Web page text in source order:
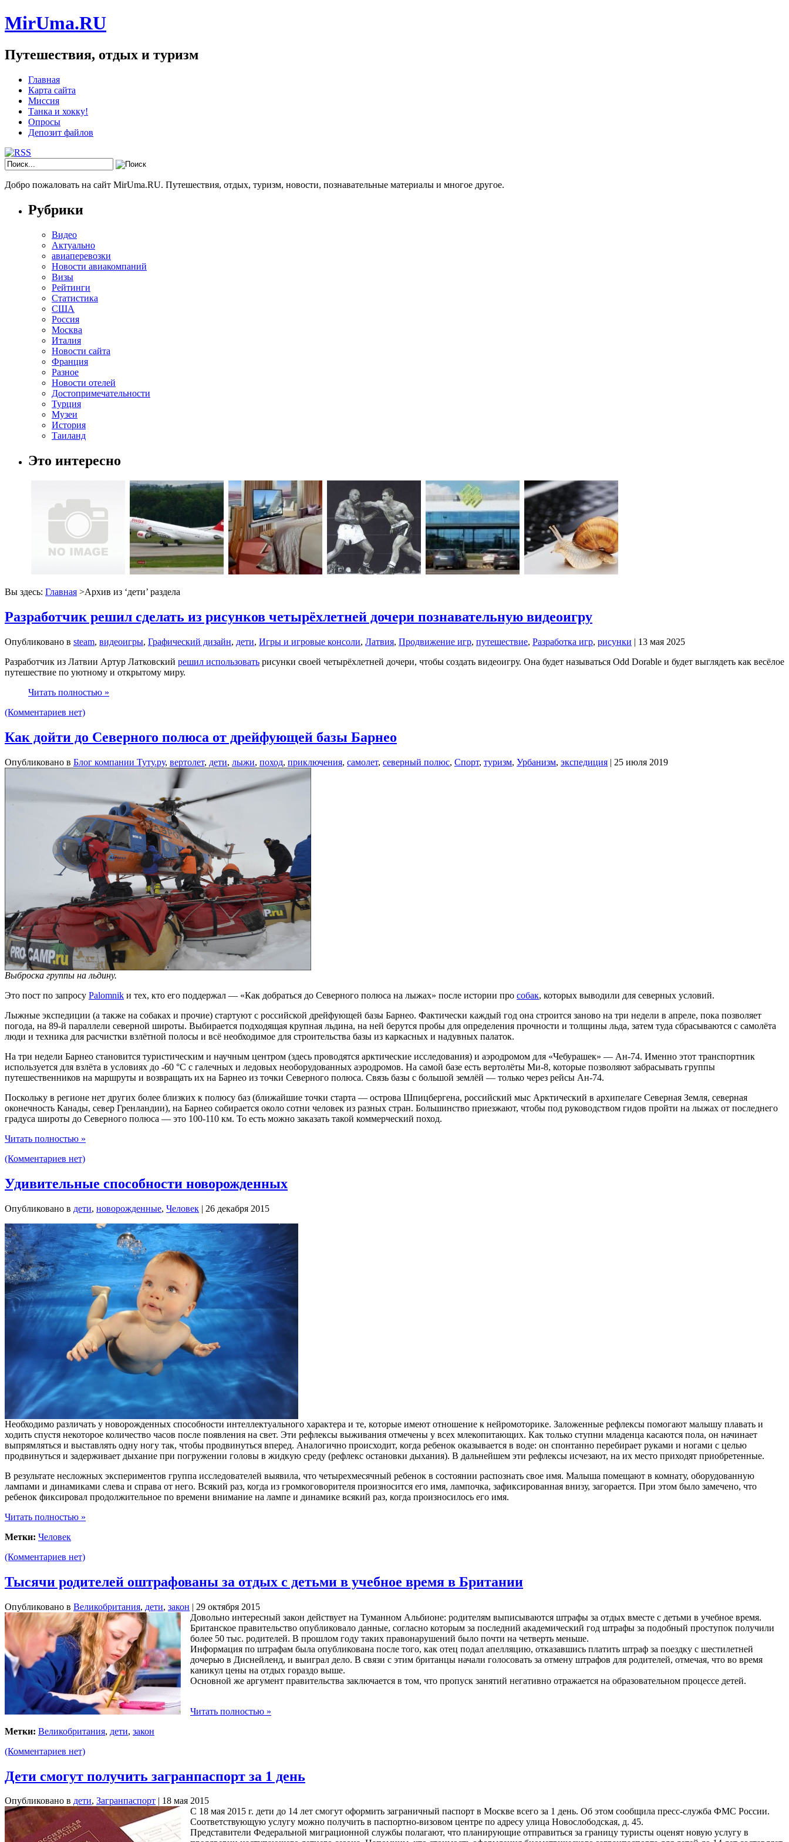
MirUma.RU
Путешествия, отдых и туризм
Главная
Карта сайта
Миссия
Танка и хокку!
Опросы
Депозит файлов
Добро пожаловать на сайт MirUma.RU. Путешествия, отдых, туризм, новости, познавательные материалы и многое другое.
Рубрики
Видео
Актуально
авиаперевозки
Новости авиакомпаний
Визы
Рейтинги
Статистика
США
Россия
Москва
Италия
Новости сайта
Франция
Разное
Новости отелей
Достопримечательности
Турция
Музеи
История
Таиланд
Это интересно
Вы здесь: Главная >Архив из ‘дети’ раздела
Разработчик решил сделать из рисунков четырёхлетней дочери познавательную видеоигру
Опубликовано в steam, видеоигры, Графический дизайн, дети, Игры и игровые консоли, Латвия, Продвижение игр, путешествие, Разработка игр, рисунки | 13 мая 2025
Разработчик из Латвии Артур Латковский решил использовать рисунки своей четырёхлетней дочери, чтобы создать видеоигру. Она будет называться Odd Dorable и будет выглядеть как весёлое
путешествие по уютному и открытому миру.
Читать полностью »
(Комментариев нет)
Как дойти до Северного полюса от дрейфующей базы Барнео
Опубликовано в Блог компании Туту.ру, вертолет, дети, лыжи, поход, приключения, самолет, северный полюс, Спорт, туризм, Урбанизм, экспедиция | 25 июля 2019
Выброска группы на льдину.
Это пост по запросу Palomnik и тех, кто его поддержал — «Как добраться до Северного полюса на лыжах» после истории про собак, которых выводили для северных условий.
Лыжные экспедиции (а также на собаках и прочие) стартуют с российской дрейфующей базы Барнео. Фактически каждый год она строится заново на три недели в апреле, пока позволяет
погода, на 89-й параллели северной широты. Выбирается подходящая крупная льдина, на ней берутся пробы для определения прочности и толщины льда, затем туда сбрасываются с самолёта
люди и техника для расчистки взлётной полосы и всё необходимое для строительства базы из каркасных и надувных палаток.
На три недели Барнео становится туристическим и научным центром (здесь проводятся арктические исследования) и аэродромом для «Чебурашек» — Ан-74. Именно этот транспортник
используется для взлёта в условиях до -60 °C с галечных и ледовых необорудованных аэродромов. На самой базе есть вертолёты Ми-8, которые позволяют забрасывать группы
путешественников на маршруты и возвращать их на Барнео из точки Северного полюса. Связь базы с большой землёй — только через рейсы Ан-74.
Поскольку в регионе нет других более близких к полюсу баз (ближайшие точки старта — острова Шпицбергена, российский мыс Арктический в архипелаге Северная Земля, северная
оконечность Канады, север Гренландии), на Барнео собирается около сотни человек из разных стран. Большинство приезжают, чтобы под руководством гидов пройти на лыжах от последнего
градуса широты до Северного полюса — это 100-110 км. То есть можно заказать такой коммерческий поход.
Читать полностью »
(Комментариев нет)
Удивительные способности новорожденных
Опубликовано в дети, новорожденные, Человек | 26 декабря 2015
Необходимо различать у новорожденных способности интеллектуального характера и те, которые имеют отношение к нейромоторике. Заложенные рефлексы помогают малышу плавать и
ходить спустя некоторое количество часов после появления на свет. Эти рефлексы выживания отмечены у всех млекопитающих. Как только ступни младенца касаются пола, он начинает
выпрямляться и выставлять одну ногу так, чтобы продвинуться вперед. Аналогично происходит, когда ребенок оказывается в воде: он спонтанно перебирает руками и ногами с целью
продвинуться и задерживает дыхание при погружении головы в жидкую среду (рефлекс остановки дыхания). В дальнейшем эти рефлексы исчезают, на их место приходят приобретенные.
В результате несложных экспериментов группа исследователей выявила, что четырехмесячный ребенок в состоянии распознать свое имя. Малыша помещают в комнату, оборудованную
лампами и динамиками слева и справа от него. Всякий раз, когда из громкоговорителя произносится его имя, лампочка, зафиксированная внизу, загорается. При этом было замечено, что
ребенок фиксировал продолжительное по времени внимание на лампе и динамике всякий раз, когда произносилось его имя.
Читать полностью »
Метки: Человек
(Комментариев нет)
Тысячи родителей оштрафованы за отдых с детьми в учебное время в Британии
Опубликовано в Великобритания, дети, закон | 29 октября 2015
Довольно интересный закон действует на Туманном Альбионе: родителям выписываются штрафы за отдых вместе с детьми в учебное время.
Британское правительство опубликовало данные, согласно которым за последний академический год штрафы за подобный проступок получили
более 50 тыс. родителей. В прошлом году таких правонарушений было почти на четверть меньше.
Информация по штрафам была опубликована после того, как отец подал апелляцию, отказавшись платить штраф за поездку с шестилетней
дочерью в Диснейленд, и выиграл дело. В связи с этим британцы начали голосовать за отмену штрафов для родителей, отмечая, что во время
каникул цены на отдых гораздо выше.
Основной же аргумент правительства заключается в том, что пропуск занятий негативно отражается на образовательном процессе детей.
Читать полностью »
Метки: Великобритания, дети, закон
(Комментариев нет)
Дети смогут получить загранпаспорт за 1 день
Опубликовано в дети, Загранпаспорт | 18 мая 2015
С 18 мая 2015 г. дети до 14 лет смогут оформить заграничный паспорт в Москве всего за 1 день. Об этом сообщила пресс-служба ФМС России.
Соответствующую услугу можно получить в паспортно-визовом центре по адресу улица Новослободская, д. 45.
Представители Федеральной миграционной службы полагают, что планирующие отправиться за границу туристы оценят новую услугу в